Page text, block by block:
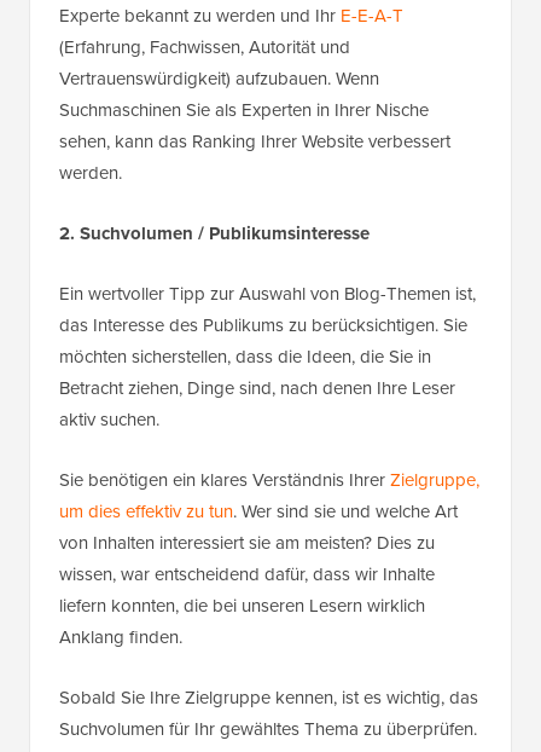
Experte bekannt zu werden und Ihr E-E-A-T
(Erfahrung, Fachwissen, Autorität und
Vertrauenswürdigkeit) aufzubauen. Wenn
Suchmaschinen Sie als Experten in Ihrer Nische
sehen, kann das Ranking Ihrer Website verbessert
werden.
2. Suchvolumen / Publikumsinteresse
Ein wertvoller Tipp zur Auswahl von Blog-Themen ist,
das Interesse des Publikums zu berücksichtigen. Sie
möchten sicherstellen, dass die Ideen, die Sie in
Betracht ziehen, Dinge sind, nach denen Ihre Leser
aktiv suchen.
Sie benötigen ein klares Verständnis IhrerZielgruppe,
um dies effektiv zu tun. Wer sind sie und welche Art
von Inhalten interessiert sie am meisten? Dies zu
wissen, war entscheidend dafür, dass wir Inhalte
liefern konnten, die bei unseren Lesern wirklich
Anklang finden.
Sobald Sie Ihre Zielgruppe kennen, ist es wichtig, das
Suchvolumen für Ihr gewähltes Thema zu überprüfen.